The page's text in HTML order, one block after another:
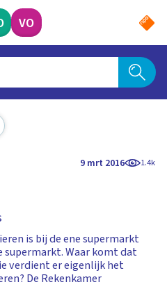
VO
9 mrt 2016 1.4k
is bij de ene supermarkt
supermarkt. Waar komt dat
verdient er eigenlijk het
De Rekenkamer